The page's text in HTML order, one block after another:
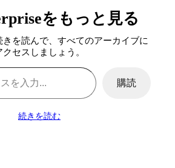
をもっと見る
を読んで、すべてのアーカイブに
クセスしましょう。
購読
続きを読む